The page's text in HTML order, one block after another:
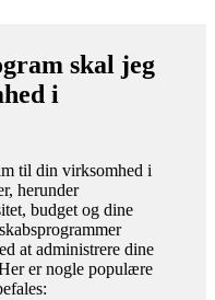
skal jeg
i
til din virksomhed i
herunder
budget og dine
at administrere dine
er nogle populære